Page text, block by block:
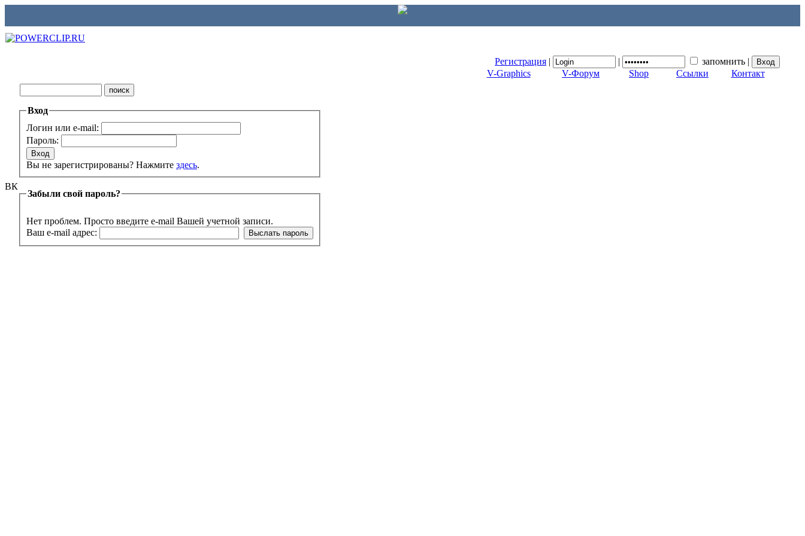
Регистрация | | запомнить |
V-Graphics
V-Форум Shop Ссылки Контакт
ВК
Вход
Логин или e-mail:
Пароль:
Вы не зарегистрированы? Нажмите здесь.
Забыли свой пароль?
Нет проблем. Просто введите e-mail Вашей учетной записи.
Ваш e-mail адрес: